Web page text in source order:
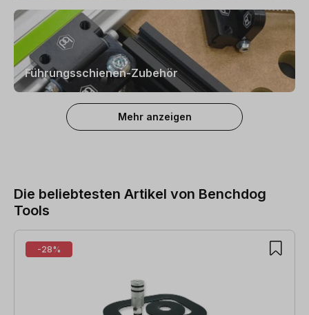
Führungsschienen-Zubehör
Mehr anzeigen
Die beliebtesten Artikel von Benchdog
Tools
Produktgalerie überspringen
-28%